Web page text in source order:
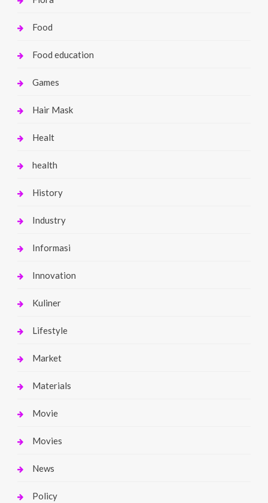
Food
Food education
Games
Hair Mask
Healt
health
History
Industry
Informasi
Innovation
Kuliner
Lifestyle
Market
Materials
Movie
Movies
News
Policy